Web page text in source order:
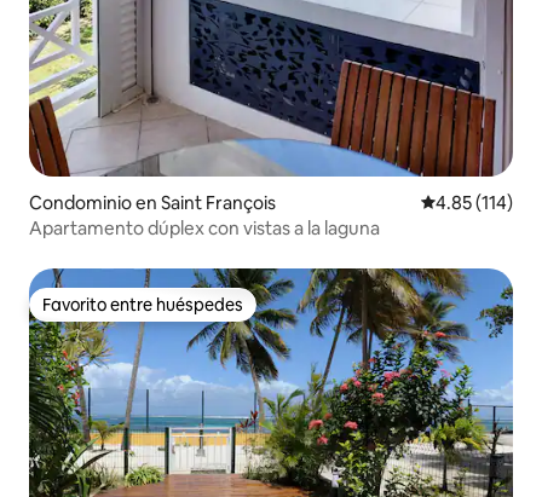
Condominio en Saint François Calificación
4.85 (114)
Apartamento dúplex con vistas a la laguna
Favorito entre huéspedes
Favorito entre huéspedes